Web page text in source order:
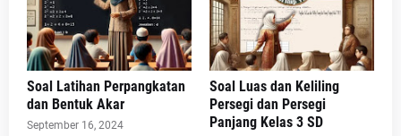
Soal Latihan Perpangkatan
dan Bentuk Akar
September 16, 2024
Soal Luas dan Keliling
Persegi dan Persegi
Panjang Kelas 3 SD